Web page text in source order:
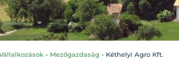
- Mezőgazdaság - Kéthelyi Agro Kft.